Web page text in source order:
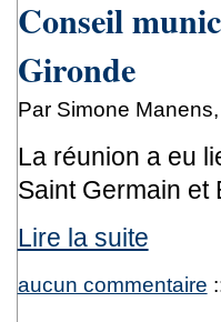
Conseil
Gironde
Par Simone
La réunion a eu
Saint Germain et
Lire la suite
aucun commentaire